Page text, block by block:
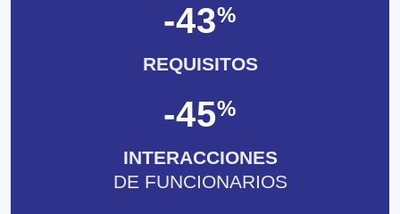
-43%
REQUISITOS
-45%
INTERACCIONES
DE FUNCIONARIOS